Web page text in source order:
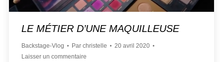
LE MÉTIER D’UNE MAQUILLEUSE
Backstage-Vlog Par christelle
20 avril 2020
Laisser un commentaire